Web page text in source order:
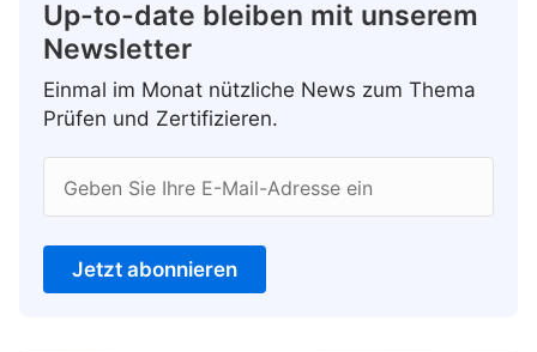
Up-to-date bleiben mit unserem
Newsletter
Einmal im Monat nützliche News zum Thema
Prüfen und Zertifizieren.
Geben Sie Ihre E-Mail-Adresse ein
Jetzt abonnieren